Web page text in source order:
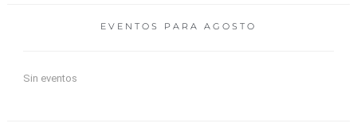
EVENTOS PARA AGOSTO
Sin eventos